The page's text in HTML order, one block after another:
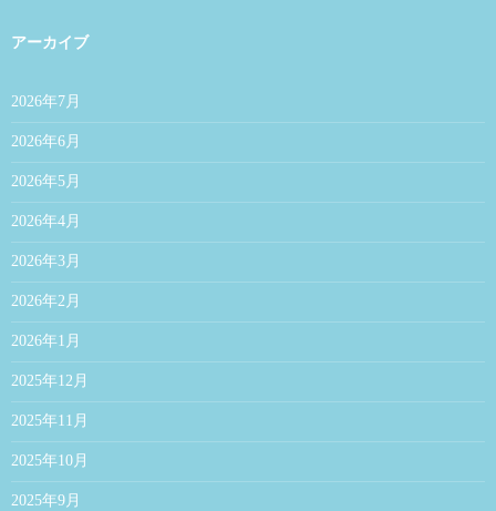
アーカイブ
2026年7月
2026年6月
2026年5月
2026年4月
2026年3月
2026年2月
2026年1月
2025年12月
2025年11月
2025年10月
2025年9月